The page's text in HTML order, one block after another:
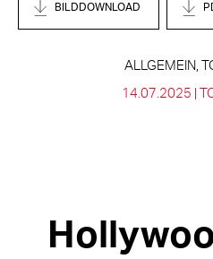
BILDDOWNLOAD
ALLGEMEIN,
14.07.2025 |